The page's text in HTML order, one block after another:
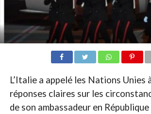
L’Italie a appelé les Nations Unies
réponses claires sur les
de son ambassadeur en